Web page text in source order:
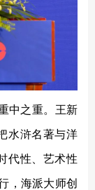
中之重。王新
水浒名著与洋
代性、艺术性
，海派大师创